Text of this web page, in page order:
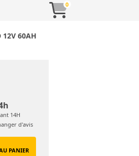
0
12V 60AH
14H
d'avis
PANIER